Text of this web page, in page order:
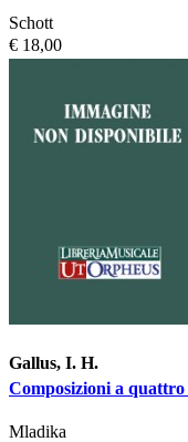
Schott
€ 18,00
Gallus, I. H.
Composizioni a
Mladika